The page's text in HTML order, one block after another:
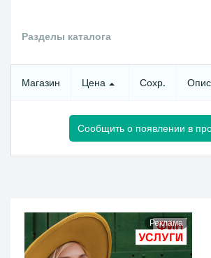
Разделы каталога
Магазин Цена Сохр.
Сообщить о появлении в
Реклама